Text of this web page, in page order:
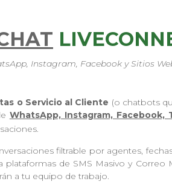
Instagram, Facebook y Sitios
o Servicio al Cliente (o chatbots
WhatsApp, Instagram, Facebook,
filtrable por agentes,
de SMS Masivo y
a tu equipo de trabajo.